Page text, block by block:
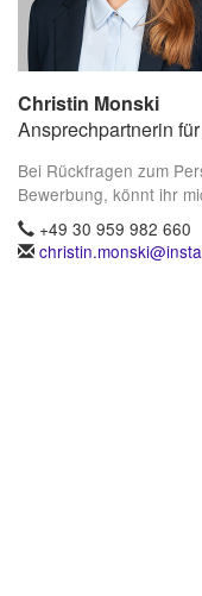
Christin Monski
Ansprechpartnerin
Bei Rückfragen zum
Bewerbung, könnt ihr
+49 30 959 982 660